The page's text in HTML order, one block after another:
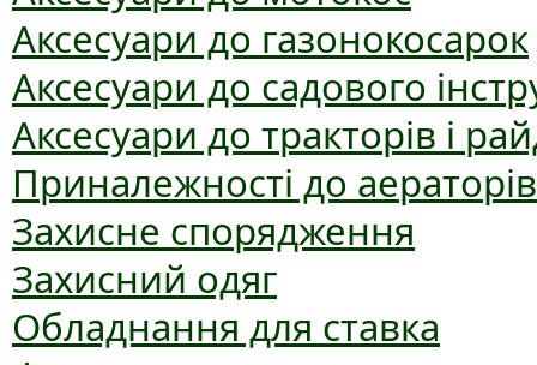
Аксесуари до газонокосарок
Аксесуари до садового
Аксесуари до тракторів і
Приналежності до аераторів
Захисне спорядження
Захисний одяг
Обладнання для ставка